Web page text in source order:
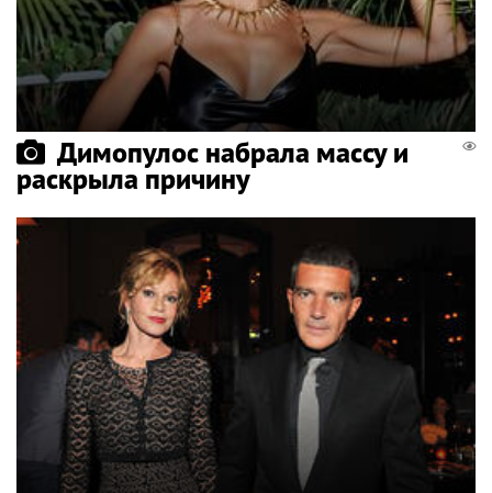
Димопулос набрала массу и
раскрыла причину